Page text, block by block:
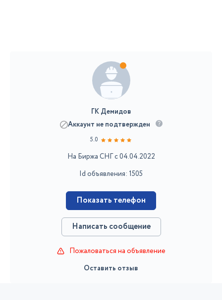
ГК Демидов
Аккаунт не подтвержден
5.0
На Биржа СНГ с 04.04.2022
Id объявления: 1505
Показать телефон
Написать сообщение
Пожаловаться на объявление
Оставить отзыв